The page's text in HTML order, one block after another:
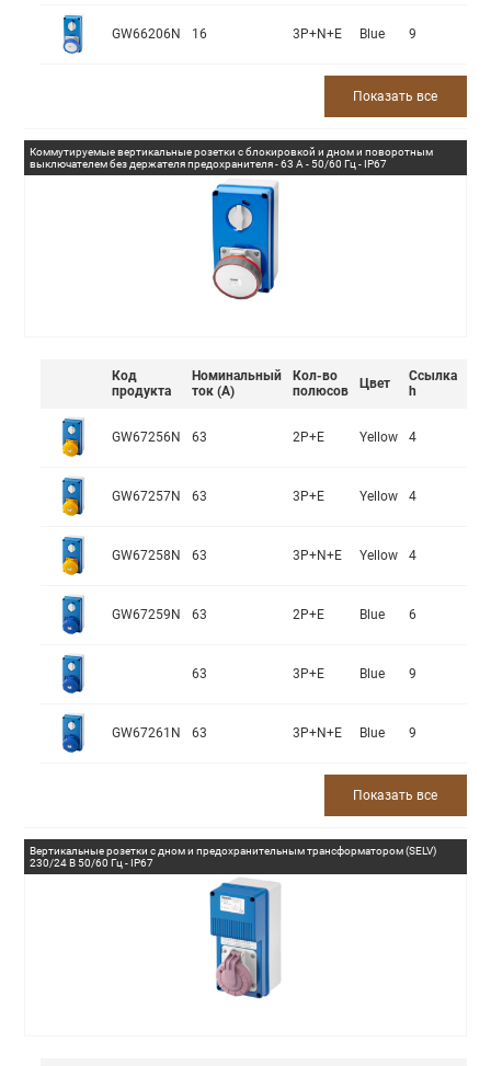
GW66206N 16 3P+N+E Blue 9
Показать все
Коммутируемые вертикальные розетки с блокировкой и дном и поворотным
выключателем без держателя предохранителя - 63 А - 50/60 Гц - IP67
Код
продукта
Номинальный
ток (А)
Кол-во
полюсов
Цвет
Ссылка
h
GW67256N 63 2P+E Yellow 4
GW67257N 63 3P+E Yellow 4
GW67258N 63 3P+N+E Yellow 4
GW67259N 63 2P+E Blue 6
63 3P+E Blue 9
GW67261N 63 3P+N+E Blue 9
Показать все
Вертикальные розетки с дном и предохранительным трансформатором (SELV)
230/24 В 50/60 Гц - IP67